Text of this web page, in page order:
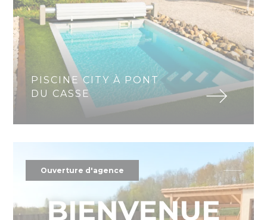
PISCINE CITY À PONT
DU CASSE
Ouverture d'agence